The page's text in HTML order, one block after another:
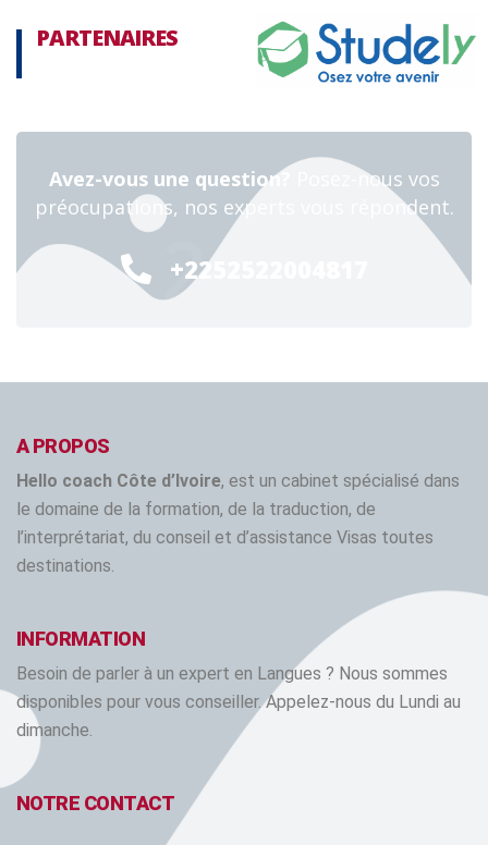
PARTENAIRES
Avez-vous une question?
Posez-nous vos
préocupations, nos experts vous répondent.
+2252522004817
24/7
A PROPOS
Hello coach Côte d’Ivoire, est un cabinet spécialisé dans
le domaine de la formation, de la traduction, de
l’interprétariat, du conseil et d’assistance Visas toutes
destinations.
INFORMATION
Besoin de parler à un expert en Langues ? Nous sommes
disponibles pour vous conseiller. Appelez-nous du Lundi au
dimanche.
NOTRE CONTACT